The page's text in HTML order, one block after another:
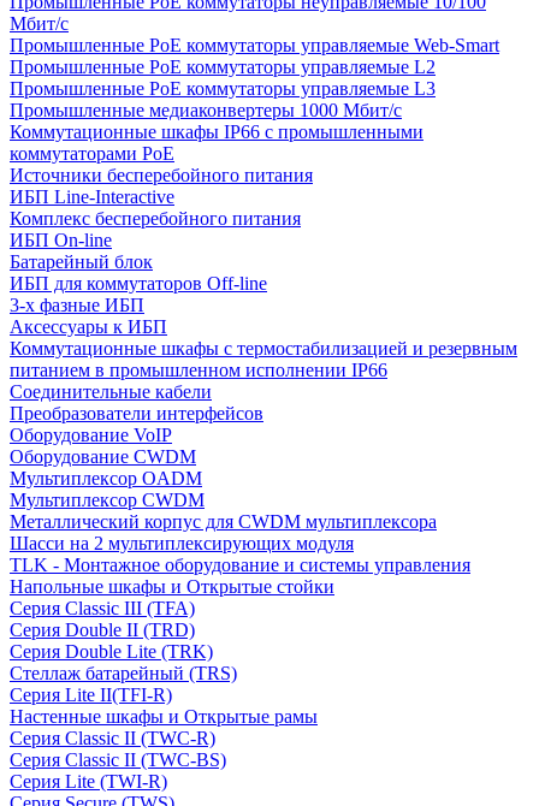
Мбит/с
Промышленные PoE коммутаторы управляемые Web-Smart
Промышленные PoE коммутаторы управляемые L2
Промышленные PoE коммутаторы управляемые L3
Промышленные медиаконвертеры 1000 Мбит/с
Коммутационные шкафы IP66 c промышленными
коммутаторами PoE
Источники бесперебойного питания
ИБП Line-Interactive
Комплекс бесперебойного питания
ИБП On-line
Батарейный блок
ИБП для коммутаторов Off-line
3-х фазные ИБП
Аксессуары к ИБП
Коммутационные шкафы с термостабилизацией и резервным
питанием в промышленном исполнении IP66
Соединительные кабели
Преобразователи интерфейсов
Оборудование VoIP
Оборудование CWDM
Мультиплекcор OADM
Мультиплексор CWDM
Металлический корпус для CWDM мультиплексора
Шасси на 2 мультиплексирующих модуля
TLK - Монтажное оборудование и системы управления
Напольные шкафы и Открытые стойки
Серия Classic III (TFA)
Серия Double II (TRD)
Серия Double Lite (TRK)
Стеллаж батарейный (TRS)
Серия Lite II(TFI-R)
Настенные шкафы и Открытые рамы
Серия Classic II (TWC-R)
Серия Classic II (TWC-BS)
Серия Lite (TWI-R)